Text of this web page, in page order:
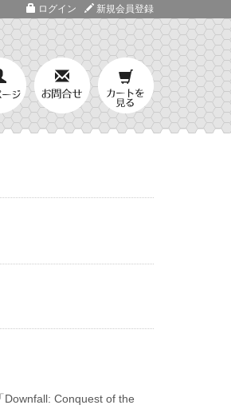
ログイン 新規会員登録
Downfall: Conquest of the